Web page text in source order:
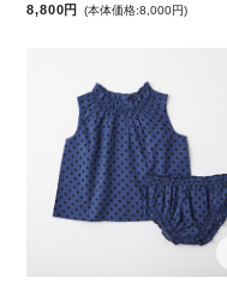
8,800円 (本体価格:8,000円)